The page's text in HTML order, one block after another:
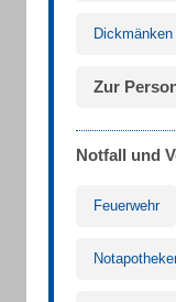
Dickmänken
Zur
Notfall und
Feuerwehr